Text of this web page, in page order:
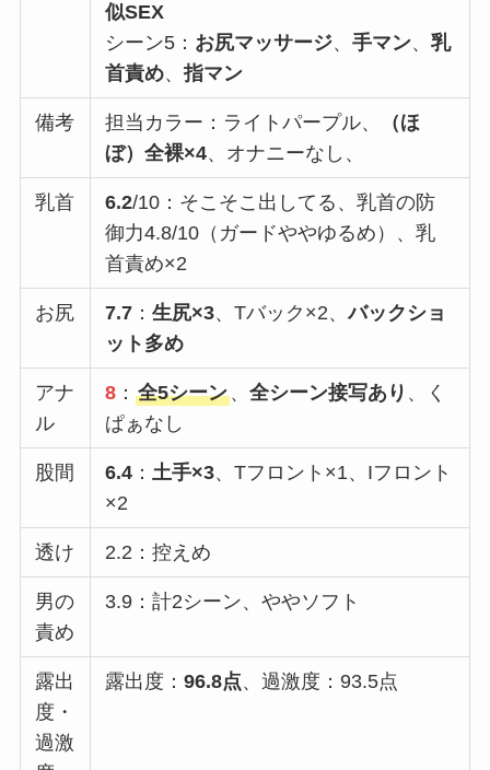
似SEX
シーン5： お尻マッサージ、手マン、乳
首責め、指マン
備考 担当カラー：ライトパープル、
（ほ
ぼ）全裸×4、オナニーなし、
乳首 6.2/10：そこそこ出してる、乳首の防
御力4.8/10（ガードややゆるめ）、乳
首責め×2
お尻 7.7 ：生尻×3、Tバック×2、バックショ
ット多め
アナ
ル
8 ：全5シーン、全シーン接写あり 、く
ぱぁなし
股間 6.4 ：土手×3、Tフロント×1、Iフロント
×2
透け 2.2：控えめ
男の
責め
3.9：計2シーン、ややソフト
露出
度・
過激
露出度：96.8点、過激度：93.5点